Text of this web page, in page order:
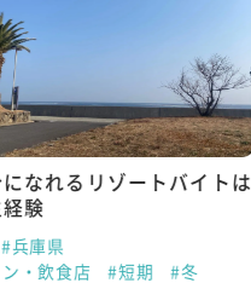
なれるリゾートバイトは
験
#兵庫県
・飲食店
#短期 #冬